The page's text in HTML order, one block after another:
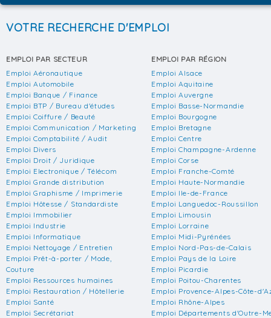
VOTRE RECHERCHE D'EMPLOI
EMPLOI PAR SECTEUR
Emploi Aéronautique
Emploi Automobile
Emploi Banque / Finance
Emploi BTP / Bureau d'études
Emploi Coiffure / Beauté
Emploi Communication / Marketing
Emploi Comptabilité / Audit
Emploi Divers
Emploi Droit / Juridique
Emploi Electronique / Télécom
Emploi Grande distribution
Emploi Graphisme / Imprimerie
Emploi Hôtesse / Standardiste
Emploi Immobilier
Emploi Industrie
Emploi Informatique
Emploi Nettoyage / Entretien
Emploi Prêt-à-porter / Mode,
Couture
Emploi Ressources humaines
Emploi Restauration / Hôtellerie
Emploi Santé
Emploi Secrétariat
EMPLOI PAR RÉGION
Emploi Alsace
Emploi Aquitaine
Emploi Auvergne
Emploi Basse-Normandie
Emploi Bourgogne
Emploi Bretagne
Emploi Centre
Emploi Champagne-Ardenne
Emploi Corse
Emploi Franche-Comté
Emploi Haute-Normandie
Emploi Ile-de-France
Emploi Languedoc-Roussillon
Emploi Limousin
Emploi Lorraine
Emploi Midi-Pyrénées
Emploi Nord-Pas-de-Calais
Emploi Pays de la Loire
Emploi Picardie
Emploi Poitou-Charentes
Emploi Provence-Alpes-Côte-
Emploi Rhône-Alpes
Emploi Départements d'Outre-